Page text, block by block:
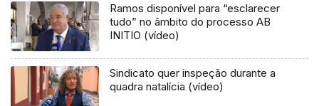
Ramos disponível para “esclarecer
tudo” no âmbito do processo AB
INITIO (vídeo)
Sindicato quer inspeção durante a
quadra natalícia (vídeo)